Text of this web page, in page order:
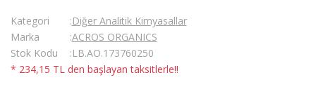
Kategori
Diğer Analitik Kimyasallar
Marka
ACROS ORGANICS
Stok Kodu
LB.AO.173760250
* 234,15 TL den başlayan taksitlerle!!